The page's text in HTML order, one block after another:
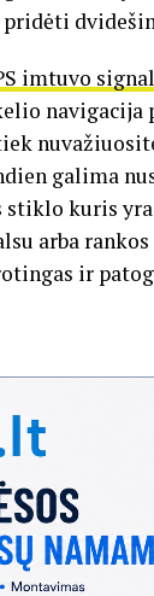
imtuvo
navigacija
galima
stiklo kuris
arba
ir